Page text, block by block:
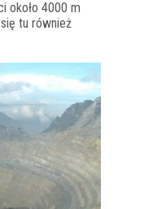
około 4000 m
tu również